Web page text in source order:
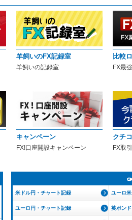
羊飼いのFX記録室
羊飼いの記録室
比較
FX最
キャンペーン
FX!口座開設キャンペーン
クチ
FX取
米ドル円・チャート記録 ユーロ
ユーロ円・チャート記録 英ポン